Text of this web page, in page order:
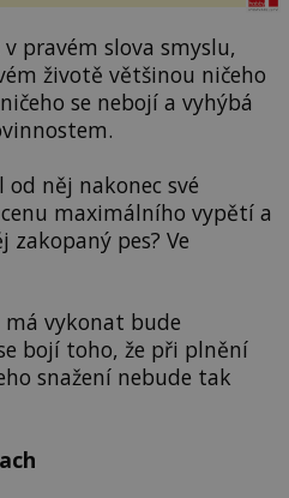
pravém slova smyslu,
životě většinou ničeho
se nebojí a vyhýbá
něj nakonec své
maximálního vypětí a
zakopaný pes? Ve
má vykonat bude
bojí toho, že při plnění
snažení nebude tak